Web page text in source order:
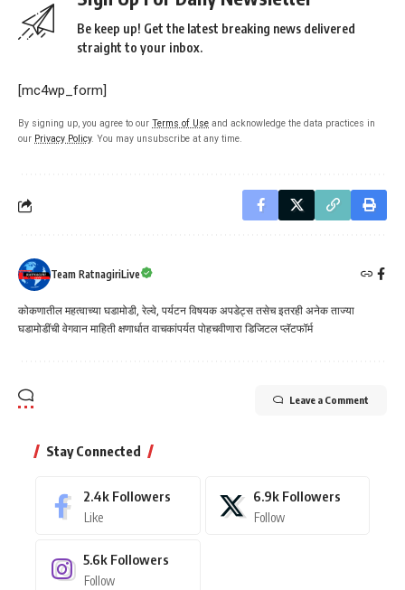
Be keep up! Get the latest breaking news delivered
straight to your inbox.
[mc4wp_form]
By signing up, you agree to our Terms of Use and acknowledge the data practices in
our Privacy Policy. You may unsubscribe at any time.
Team RatnagiriLive
कोकणातील महत्वाच्या घडामोडी, रेल्वे, पर्यटन विषयक अपडेट्स तसेच इतरही अनेक ताज्या
घडामोडींची वेगवान माहिती क्षणार्धात वाचकांपर्यत पोहचवीणारा डिजिटल प्लॅटफॉर्म
Leave a Comment
Stay Connected
2.4k Followers
Like
6.9k Followers
Follow
5.6k Followers
Follow